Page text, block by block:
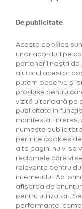
Pentru
trebuie
glo™ încălzește tutunul
țigarete convenționale.
Hyper, X2, Air și Pro.
împreună cu
ce creează dependență.
De publicitate
Aceste cookies
unor acorduri pe
partenerii noștri de
ajutorul acestor
putem observa și
produse pentru
vizită ulterioară pe
publicitate în
manifestat interes.
numește
permite cookies
alte pagini nu vi se
reclamele care vi
relevante pentru
internetului.
afișarea de
pentru utilizatori.
performanței